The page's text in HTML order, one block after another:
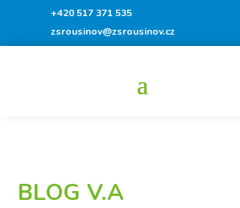
+420 517 371 535
zsrousinov@zsrousinov.cz
BLOG V.A